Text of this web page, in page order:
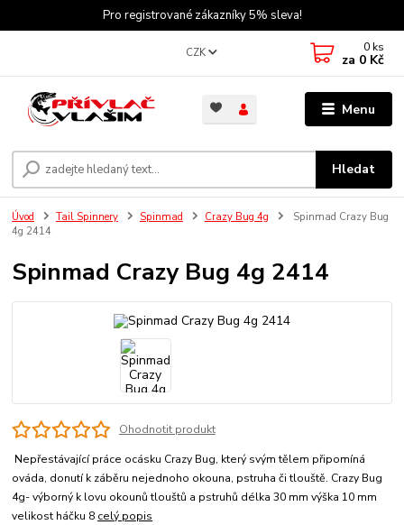
Pro registrované zákazníky 5% sleva!
Menu
CZK
Hledat
0 ks
za 0 Kč
Úvod Tail Spinnery Spinmad Crazy Bug 4g
Spinmad Crazy Bug
4g 2414
Spinmad Crazy Bug 4g 2414
Ohodnotit produkt
Nepřestávající práce ocásku Crazy Bug, který svým tělem připomíná
ováda, donutí k záběru nejednoho okouna, pstruha či tlouště. Crazy Bug
4g- výborný k lovu okounů tlouštů a pstruhů délka 30 mm výška 10 mm
velikost háčku 8 celý popis